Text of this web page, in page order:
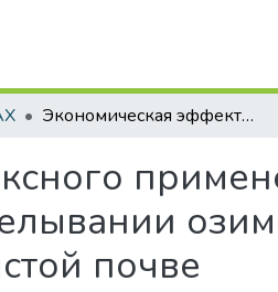
Экономическая эффективность комплексного применения КАС со средствами защиты растений при возделывании озимой пшеницы на дерново-подзолистой легкосуглинистой почве
почве